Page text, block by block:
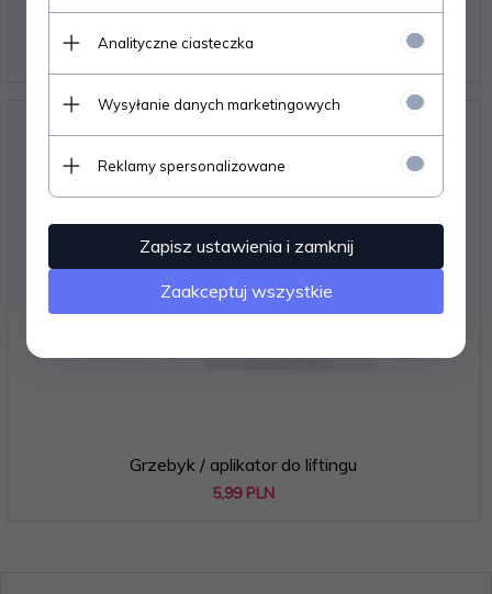
16,90 PLN
Grzebyk / aplikator do liftingu
5,99 PLN
Analityczne ciasteczka
Wysyłanie danych marketingowych
Reklamy spersonalizowane
Zapisz ustawienia i zamknij
Zaakceptuj wszystkie